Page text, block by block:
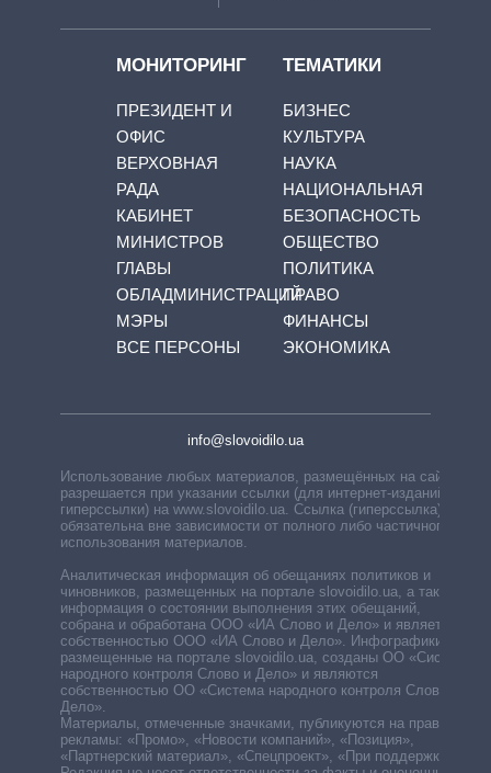
МОНИТОРИНГ
ПРЕЗИДЕНТ И
ОФИС
ВЕРХОВНАЯ
РАДА
КАБИНЕТ
МИНИСТРОВ
ГЛАВЫ
ОБЛАДМИНИСТРАЦИЙ
МЭРЫ
ВСЕ ПЕРСОНЫ
ТЕМАТИКИ
БИЗНЕС
КУЛЬТУРА
НАУКА
НАЦИОНАЛЬНАЯ
БЕЗОПАСНОСТЬ
ОБЩЕСТВО
ПОЛИТИКА
ПРАВО
ФИНАНСЫ
ЭКОНОМИКА
info@slovoidilo.ua
Использование любых материалов, размещённых на сайте,
разрешается при указании ссылки (для интернет-изданий —
гиперссылки) на www.slovoidilo.ua. Ссылка (гиперссылка)
обязательна вне зависимости от полного либо частичного
использования материалов.
Аналитическая информация об обещаниях политиков и
чиновников, размещенных на портале slovoidilo.ua, а также
информация о состоянии выполнения этих обещаний,
собрана и обработана ООО «ИА Слово и Дело» и является
собственностью ООО «ИА Слово и Дело». Инфографики,
размещенные на портале slovoidilo.ua, созданы ОО «Система
народного контроля Слово и Дело» и являются
собственностью ОО «Система народного контроля Слово и
Дело».
Материалы, отмеченные значками, публикуются на правах
рекламы: «Промо», «Новости компаний», «Позиция»,
«Партнерский материал», «Спецпроект», «При поддержке».